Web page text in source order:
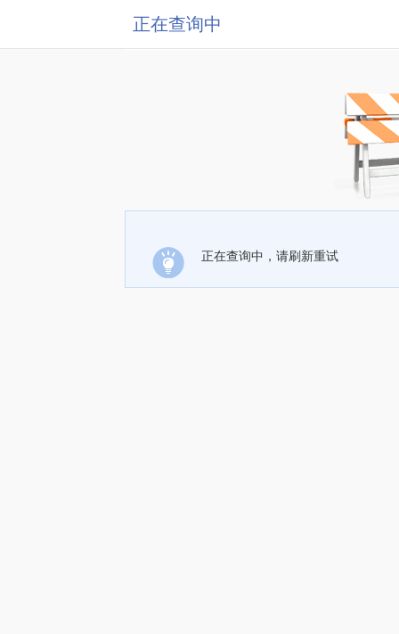
正在查询中
正在查询中，请刷新重试